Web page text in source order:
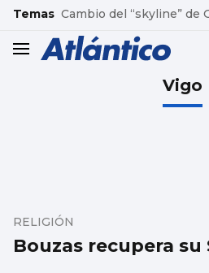
common.go-to-content
Temas Cambio del “skyline” de
header.menu.open
Vigo
Bouzas recupera su
RELIGIÓN